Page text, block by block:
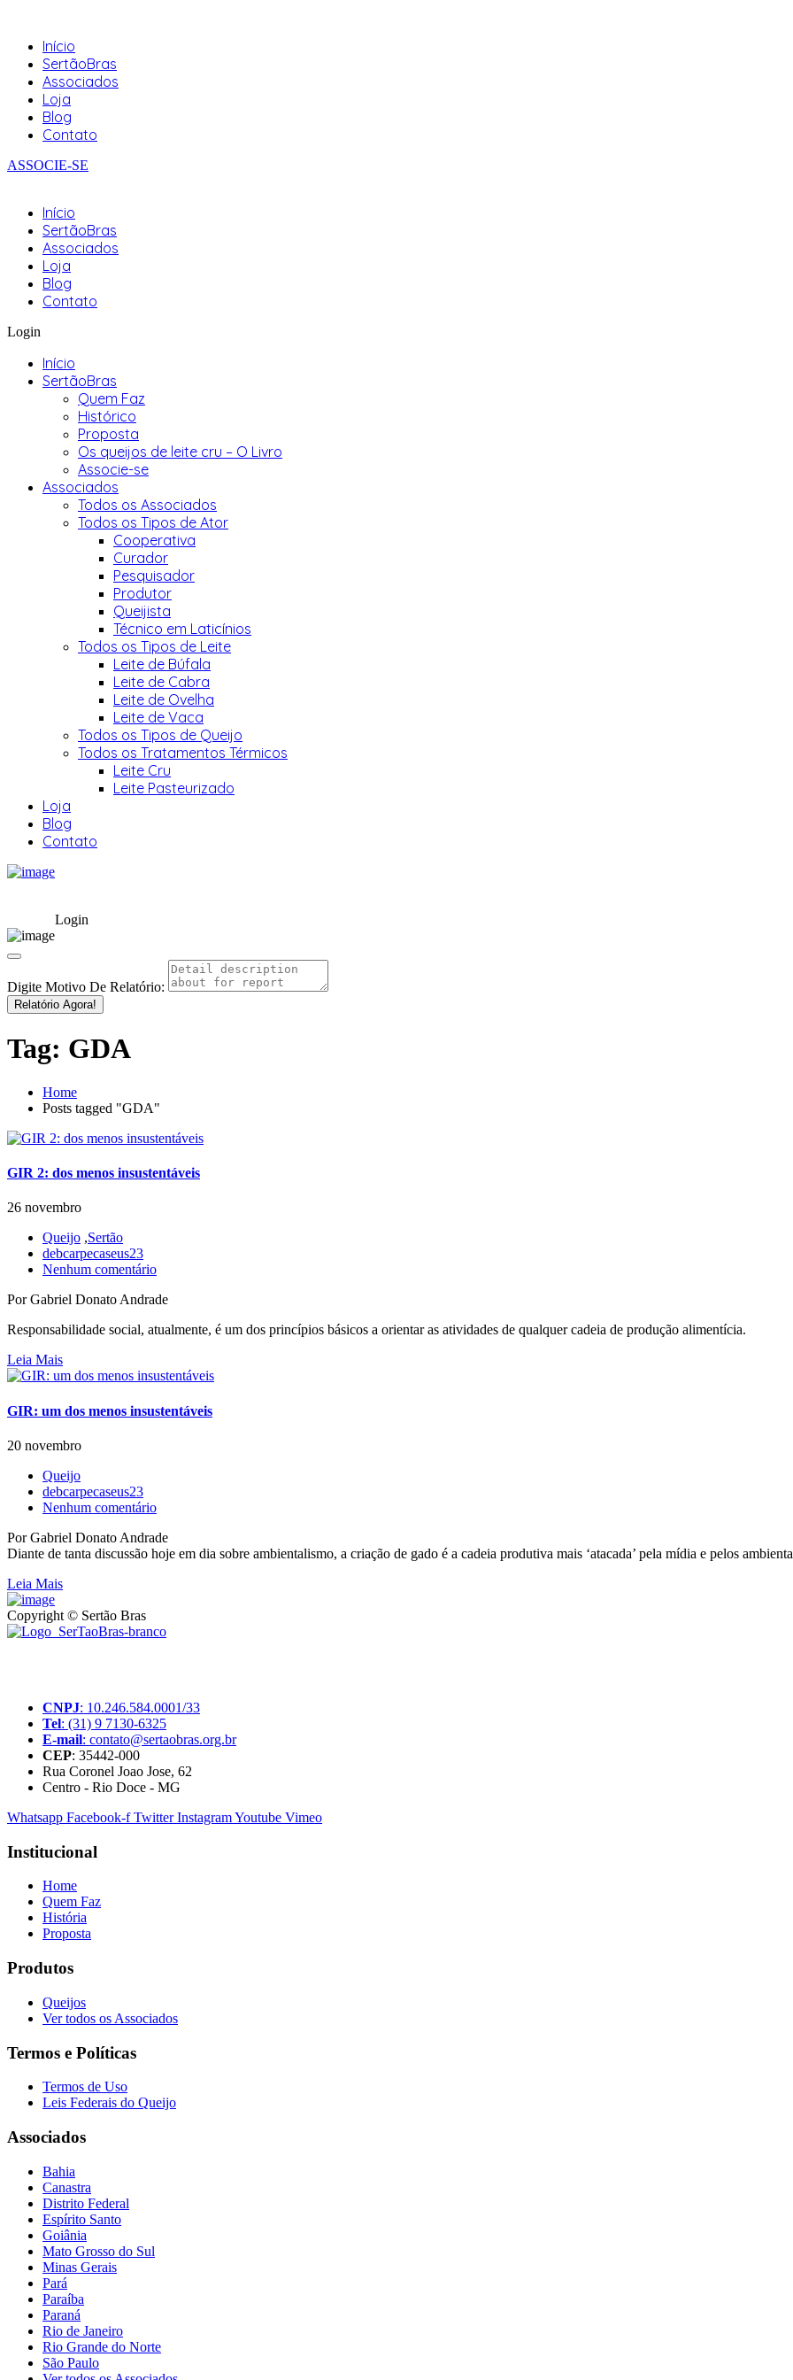
Início
SertãoBras
Associados
Loja
Blog
Contato
ASSOCIE-SE
Início
SertãoBras
Associados
Loja
Blog
Contato
Login
Início
SertãoBras
Quem Faz
Histórico
Proposta
Os queijos de leite cru – O Livro
Associe-se
Associados
Todos os Associados
Todos os Tipos de Ator
Cooperativa
Curador
Pesquisador
Produtor
Queijista
Técnico em Laticínios
Todos os Tipos de Leite
Leite de Búfala
Leite de Cabra
Leite de Ovelha
Leite de Vaca
Todos os Tipos de Queijo
Todos os Tratamentos Térmicos
Leite Cru
Leite Pasteurizado
Loja
Blog
Contato
Login
Digite Motivo De Relatório:
Relatório Agora!
Tag: GDA
Home
Posts tagged "GDA"
GIR 2: dos menos insustentáveis
26 novembro
Queijo ,Sertão
debcarpecaseus23
Nenhum comentário
Por Gabriel Donato Andrade
Responsabilidade social, atualmente, é um dos princípios básicos a orientar as atividades de qualquer cadeia de produção alimentícia.
Leia Mais
GIR: um dos menos insustentáveis
20 novembro
Queijo
debcarpecaseus23
Nenhum comentário
Por Gabriel Donato Andrade
Diante de tanta discussão hoje em dia sobre ambientalismo, a criação de gado é a cadeia produtiva mais ‘atacada’ pela mídia e pelos
Leia Mais
Copyright © Sertão Bras
CNPJ: 10.246.584.0001/33
Tel: (31) 9 7130-6325
E-mail: contato@sertaobras.org.br
CEP: 35442-000
Rua Coronel Joao Jose, 62
Centro - Rio Doce - MG
Whatsapp Facebook-f Twitter InstagramYoutube Vimeo
Institucional
Home
Quem Faz
História
Proposta
Produtos
Queijos
Ver todos os Associados
Termos e Políticas
Termos de Uso
Leis Federais do Queijo
Associados
Bahia
Canastra
Distrito Federal
Espírito Santo
Goiânia
Mato Grosso do Sul
Minas Gerais
Pará
Paraíba
Paraná
Rio de Janeiro
Rio Grande do Norte
São Paulo